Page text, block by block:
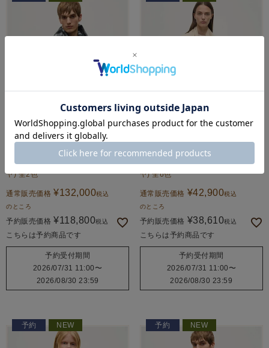
Johnstons of Elgin
大判チェックストール(新色)(カシミ
ヤ) 全2色
通常販売価格 ¥132,000税込
のところ
予約販売価格 ¥118,800税込
こちらは予約商品です
予約受付期間
2026/07/31 11:00 〜
2026/08/30 23:59
Johnstons of Elgin
小判プレーンスカーフ(新色)(カシミ
ヤ) 全6色
通常販売価格 ¥42,900税込
のところ
予約販売価格 ¥38,610税込
こちらは予約商品です
予約受付期間
2026/07/31 11:00 〜
2026/08/30 23:59
予約 NEW 予約 NEW